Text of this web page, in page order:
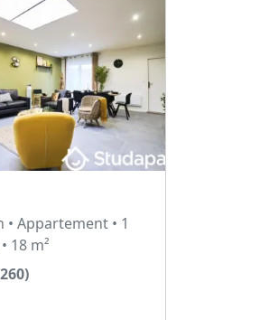
• Appartement • 1
18 m²